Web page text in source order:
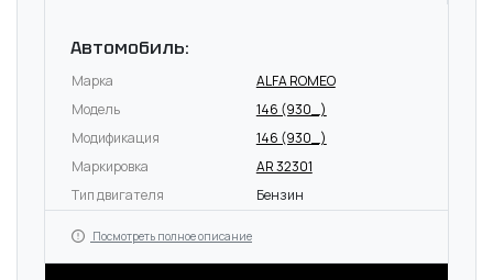
Автомобиль:
Марка
ALFA ROMEO
Модель
146 (930_)
Модификация
146 (930_)
Маркировка
AR 32301
Тип двигателя
Бензин
Посмотреть полное описание